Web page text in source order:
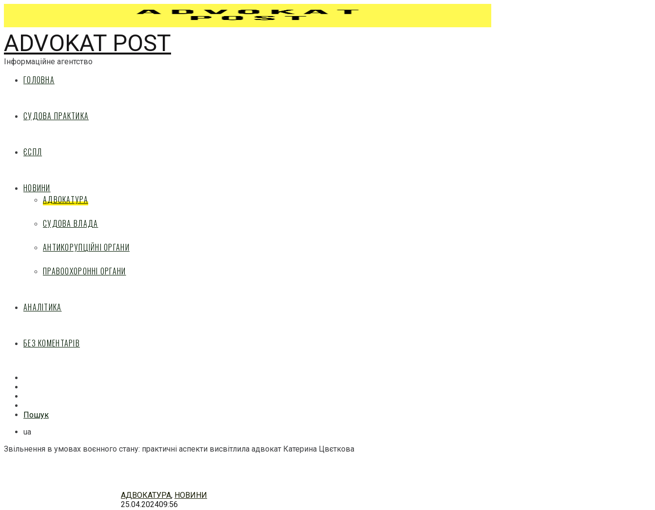
ADVOKAT POST
Інформаційне агентство
ГОЛОВНА
СУДОВА ПРАКТИКА
ЄСПЛ
НОВИНИ
АДВОКАТУРА
СУДОВА ВЛАДА
АНТИКОРУПЦІЙНІ ОРГАНИ
ПРАВООХОРОННІ ОРГАНИ
АНАЛІТИКА
БЕЗ КОМЕНТАРІВ
Пошук
ua
Звільнення в умовах воєнного стану: практичні аспекти висвітлила адвокат Катерина Цвєткова
АДВОКАТУРА, НОВИНИ
25.04.202409:56